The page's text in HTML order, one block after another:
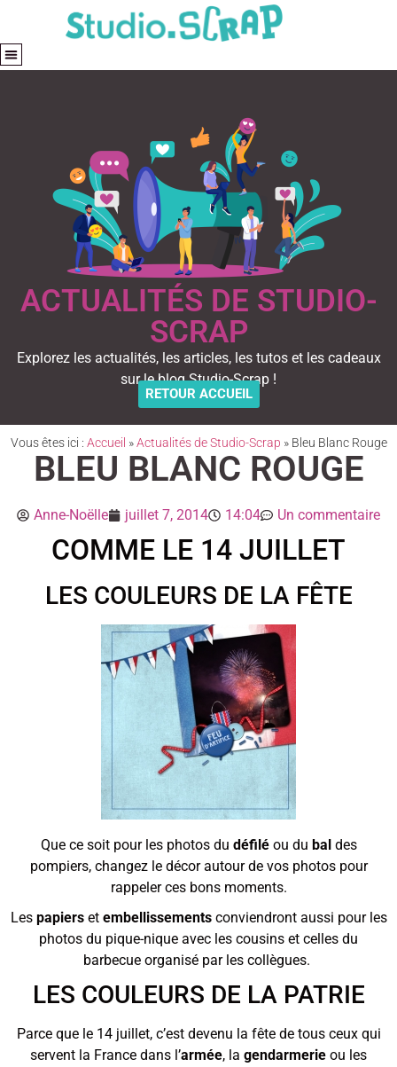
ACTUALITÉS DE STUDIO-
SCRAP
Explorez les actualités, les articles, les tutos et les cadeaux
sur le blog Studio-Scrap !
RETOUR ACCUEIL
Vous êtes ici : Accueil »Actualités de Studio-Scrap » Bleu Blanc Rouge
BLEU BLANC ROUGE
Anne-Noëlle juillet 7, 2014 14:04 Un commentaire
COMME LE 14 JUILLET
LES COULEURS DE LA FÊTE
Que ce soit pour les photos du défiléou du baldes
pompiers, changez le décor autour de vos photos pour
rappeler ces bons moments.
Les papiers et embellissements conviendront aussi pour les
photos du pique-nique avec les cousins et celles du
barbecue organisé par les collègues.
LES COULEURS DE LA PATRIE
Parce que le 14 juillet, c’est devenu la fête de tous ceux qui
servent la France dans l’armée, la gendarmerie ou les